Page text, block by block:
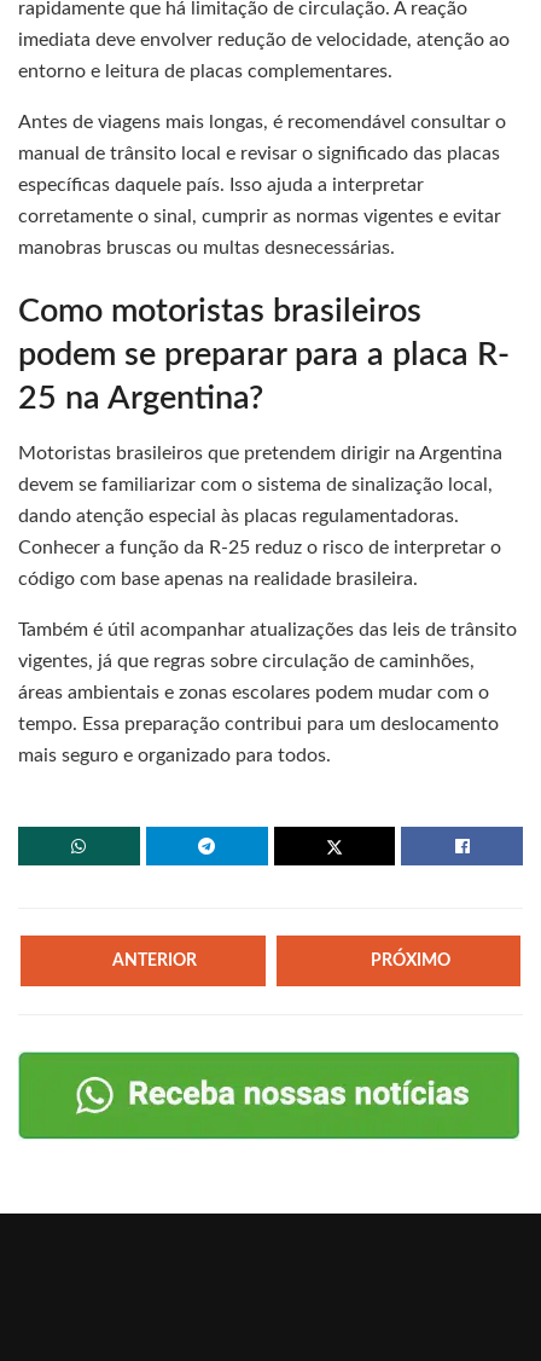
rapidamente que há limitação de circulação. A reação
imediata deve envolver redução de velocidade, atenção ao
entorno e leitura de placas complementares.
Antes de viagens mais longas, é recomendável consultar o
manual de trânsito local e revisar o significado das placas
específicas daquele país. Isso ajuda a interpretar
corretamente o sinal, cumprir as normas vigentes e evitar
manobras bruscas ou multas desnecessárias.
Como motoristas brasileiros
podem se preparar para a placa R-
25 na Argentina?
Motoristas brasileiros que pretendem dirigir na Argentina
devem se familiarizar com o sistema de sinalização local,
dando atenção especial às placas regulamentadoras.
Conhecer a função da R-25 reduz o risco de interpretar o
código com base apenas na realidade brasileira.
Também é útil acompanhar atualizações das leis de trânsito
vigentes, já que regras sobre circulação de caminhões,
áreas ambientais e zonas escolares podem mudar com o
tempo. Essa preparação contribui para um deslocamento
mais seguro e organizado para todos.
ANTERIOR PRÓXIMO